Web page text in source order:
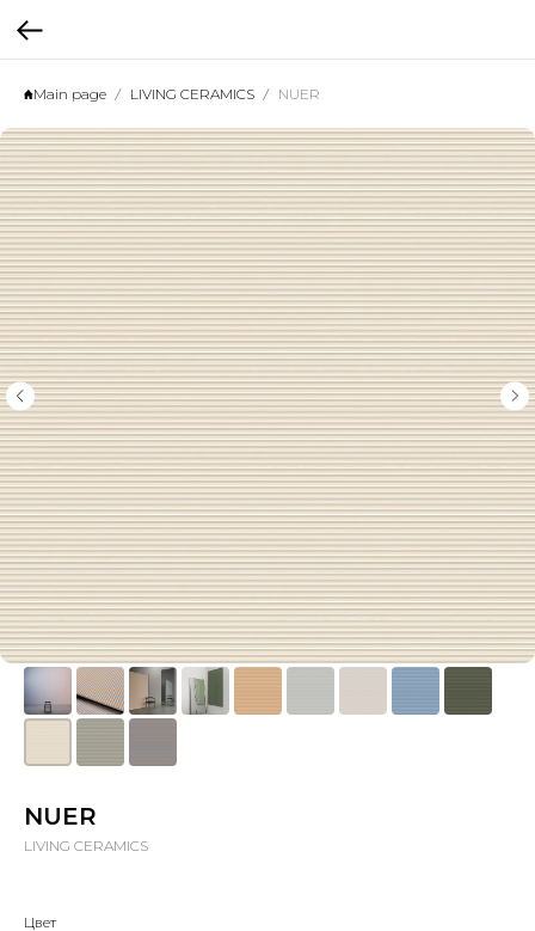
Main page LIVING CERAMICS NUER
NUER
LIVING CERAMICS
Цвет